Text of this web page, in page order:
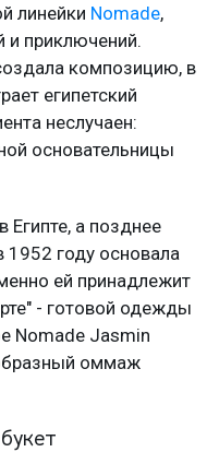
линейки Nomade,
и приключений.
композицию, в
египетский
неслучаен:
основательницы
Египте, а позднее
1952 году основала
ей принадлежит
- готовой одежды
Nomade Jasmin
оммаж